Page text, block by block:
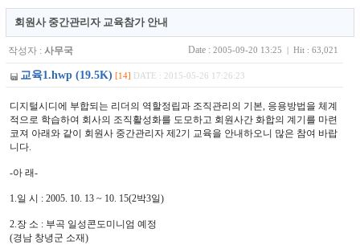
회원사 중간관리자 교육참가 안내
작성자 : 사무국 Date : 2005-09-20 13:25 | Hit : 63,021
교육1.hwp (19.5K) [14] DATE : 2015-05-26 17:26:23
디지털시디에 부합되는 리더의 역할정립과 조직관리의 기본, 응용방법을 체계
적으로 학습하여 회사의 조직활성화를 도모하고 회원사간 화합의 계기를 마련
코져 아래와 같이 회원사 중간관리자 제2기 교육을 안내하오니 많은 참여 바랍
니다.
-아 래-
1.일 시 : 2005. 10. 13 ~ 10. 15(2박3일)
2.장 소 : 부곡 일성콘도미니엄 예정
(경남 창녕군 소재)